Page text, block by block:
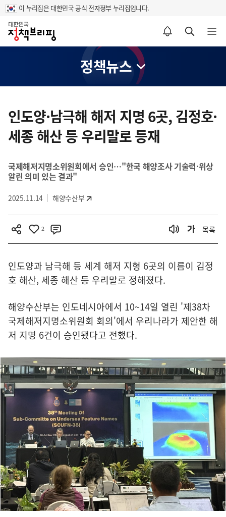
이 누리집은 대한민국 공식 전자정부 누리집입니다.
홈
알림설정 바로가기 검색 바로가기 메뉴 열기
정책뉴스
텐
영
인도양·남극해 해저 지명 6곳, 김정호·
세종 해산 등 우리말로 등재
국제해저지명소위원회에서 승인…"한국 해양조사 기술력·위상
알린 의미 있는 결과"
2025.11.14 해양수산부
2 목록
인도양과 남극해 등 세계 해저 지형 6곳의 이름이 김정
호 해산, 세종 해산 등 우리말로 정해졌다.
해양수산부는 인도네시아에서 10~14일 열린 '제38차
국제해저지명소위원회 회의'에서 우리나라가 제안한 해
저 지명 6건이 승인됐다고 전했다.